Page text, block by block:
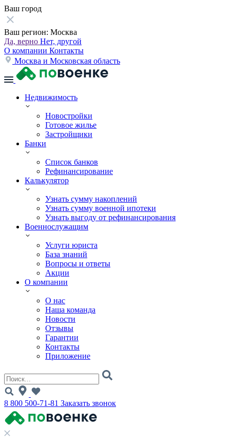
Ваш город
Ваш регион: Москва
Да, верно Нет, другой
О компании Контакты
Москва и Московская область
Недвижимость
Новостройки
Готовое жилье
Застройщики
Банки
Список банков
Рефинансирование
Калькулятор
Узнать сумму накоплений
Узнать сумму военной ипотеки
Узнать выгоду от рефинансирования
Военнослужащим
Услуги юриста
База знаний
Вопросы и ответы
Акции
О компании
О нас
Наша команда
Новости
Отзывы
Гарантии
Контакты
Приложение
8 800 500-71-81 Заказать звонок